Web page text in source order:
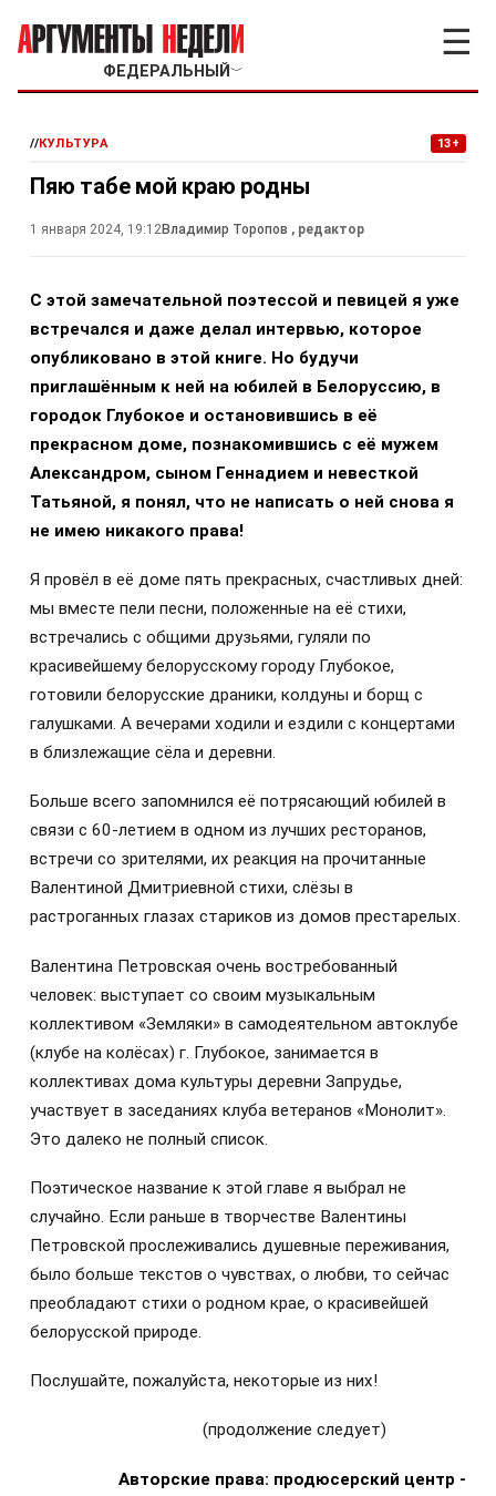
ФЕДЕРАЛЬНЫЙ ﹀
☰
//КУЛЬТУРА 13+
Пяю табе мой краю родны
1 января 2024, 19:12Владимир Торопов , редактор
С этой замечательной поэтессой и певицей я уже
встречался и даже делал интервью, которое
опубликовано в этой книге. Но будучи
приглашённым к ней на юбилей в Белоруссию, в
городок Глубокое и остановившись в её
прекрасном доме, познакомившись с её мужем
Александром, сыном Геннадием и невесткой
Татьяной, я понял, что не написать о ней снова я
не имею никакого права!
Я провёл в её доме пять прекрасных, счастливых дней:
мы вместе пели песни, положенные на её стихи,
встречались с общими друзьями, гуляли по
красивейшему белорусскому городу Глубокое,
готовили белорусские драники, колдуны и борщ с
галушками. А вечерами ходили и ездили с концертами
в близлежащие сёла и деревни.
Больше всего запомнился её потрясающий юбилей в
связи с 60-летием в одном из лучших ресторанов,
встречи со зрителями, их реакция на прочитанные
Валентиной Дмитриевной стихи, слёзы в
растроганных глазах стариков из домов престарелых.
Валентина Петровская очень востребованный
человек: выступает со своим музыкальным
коллективом «Земляки» в самодеятельном автоклубе
(клубе на колёсах) г. Глубокое, занимается в
коллективах дома культуры деревни Запрудье,
участвует в заседаниях клуба ветеранов «Монолит».
Это далеко не полный список.
Поэтическое название к этой главе я выбрал не
случайно. Если раньше в творчестве Валентины
Петровской прослеживались душевные переживания,
было больше текстов о чувствах, о любви, то сейчас
преобладают стихи о родном крае, о красивейшей
белорусской природе.
Послушайте, пожалуйста, некоторые из них!
(продолжение следует)
Авторские права: продюсерский центр -